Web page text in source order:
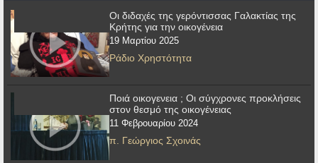
Οι διδαχές της γερόντισσας Γαλακτίας της
Κρήτης για την οικογένεια
19 Μαρτίου 2025
Ράδιο Χρηστότητα
Ποιά οικογενεια ; Οι σύγχρονες προκλήσεις
στον θεσμό της οικογένειας
11 Φεβρουαρίου 2024
π. Γεώργιος Σχοινάς